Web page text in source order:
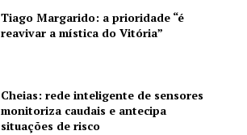
Tiago Margarido: a prioridade “é
reavivar a mística do Vitória”
Cheias: rede inteligente de sensores
monitoriza caudais e antecipa
situações de risco